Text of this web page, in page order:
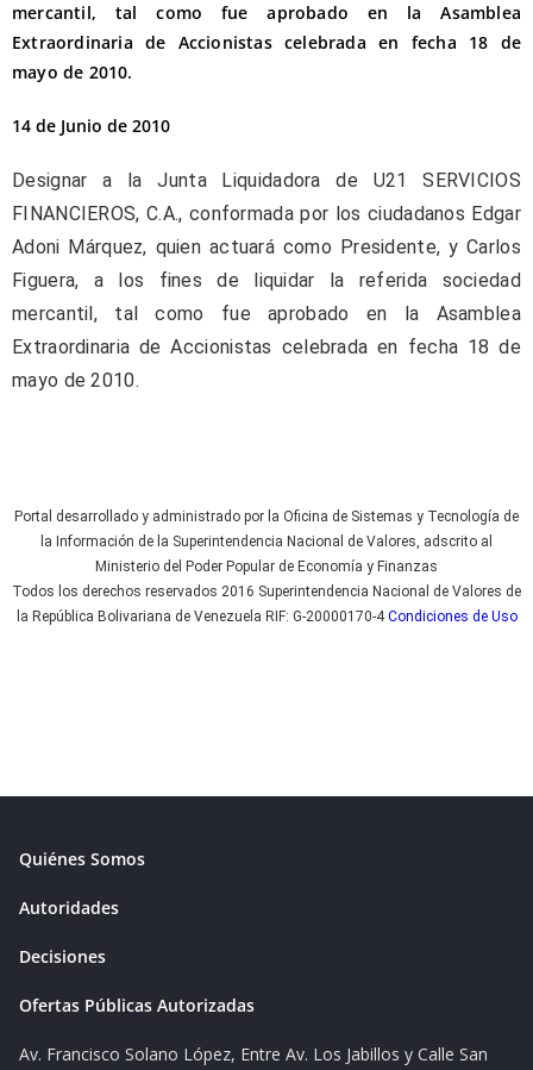
mercantil, tal como fue aprobado en la Asamblea
Extraordinaria de Accionistas celebrada en fecha 18 de
mayo de 2010.
14 de Junio de 2010
Designar a la Junta Liquidadora de U21 SERVICIOS
FINANCIEROS, C.A., conformada por los ciudadanos Edgar
Adoni Márquez, quien actuará como Presidente, y Carlos
Figuera, a los fines de liquidar la referida sociedad
mercantil, tal como fue aprobado en la Asamblea
Extraordinaria de Accionistas celebrada en fecha 18 de
mayo de 2010.
Portal desarrollado y administrado por la Oficina de Sistemas y Tecnología de
la Información de la Superintendencia Nacional de Valores, adscrito al
Ministerio del Poder Popular de Economía y Finanzas
Todos los derechos reservados 2016 Superintendencia Nacional de Valores de
la República Bolivariana de Venezuela RIF: G-20000170-4Condiciones de Uso
Quiénes Somos
Autoridades
Decisiones
Ofertas Públicas Autorizadas
Av. Francisco Solano López, Entre Av. Los Jabillos y Calle San